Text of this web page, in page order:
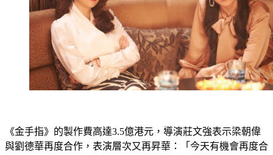
《金手指》的製作費高達3.5億港元，導演莊文強表示梁朝偉
與劉德華再度合作，表演層次又再昇華：「今天有機會再度合